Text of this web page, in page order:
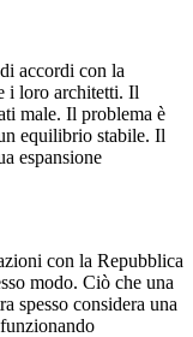
accordi con la
i loro architetti. Il
male. Il problema è
equilibrio stabile. Il
espansione
con la Repubblica
modo. Ciò che una
spesso considera una